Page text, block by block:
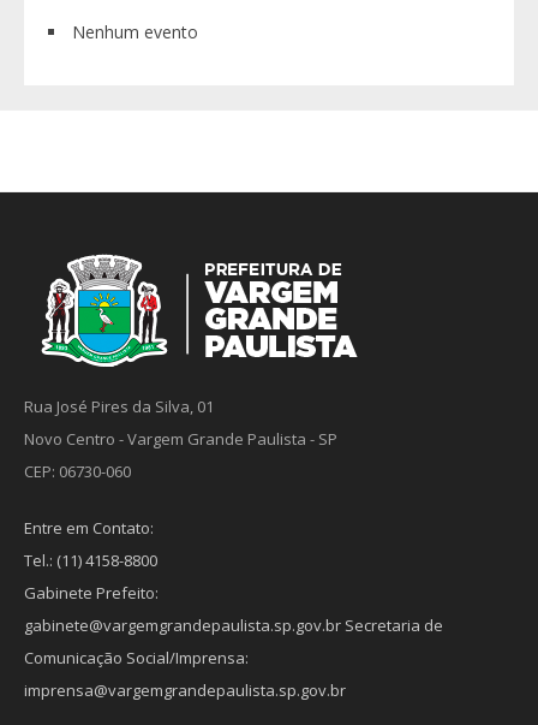
Nenhum evento
Rua José Pires da Silva, 01
Novo Centro - Vargem Grande Paulista - SP
CEP: 06730-060
Entre em Contato:
Tel.: (11) 4158-8800
Gabinete Prefeito:
gabinete@vargemgrandepaulista.sp.gov.br Secretaria de
Comunicação Social/Imprensa:
imprensa@vargemgrandepaulista.sp.gov.br